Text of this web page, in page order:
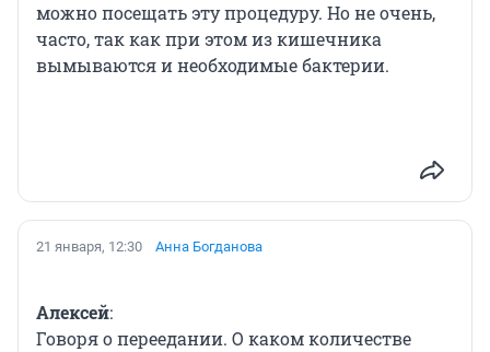
можно посещать эту процедуру. Но не очень,
часто, так как при этом из кишечника
вымываются и необходимые бактерии.
21 января, 12:30 Анна Богданова
Алексей:
Говоря о переедании. О каком количестве